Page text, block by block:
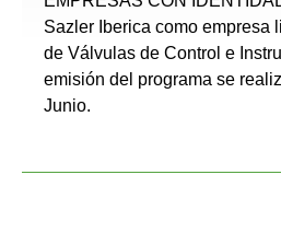
Sazler Iberica como empresa
de Válvulas de Control e
emisión del programa se
Junio.